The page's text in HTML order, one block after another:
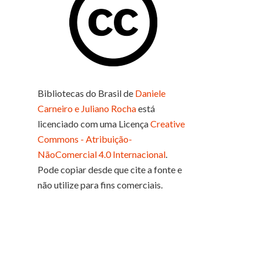
Bibliotecas do Brasilde Daniele
Carneiro e Juliano Rochaestá
licenciado com uma LicençaCreative
Commons - Atribuição-
NãoComercial 4.0 Internacional.
Pode copiar desde que cite a fonte e
não utilize para fins comerciais.